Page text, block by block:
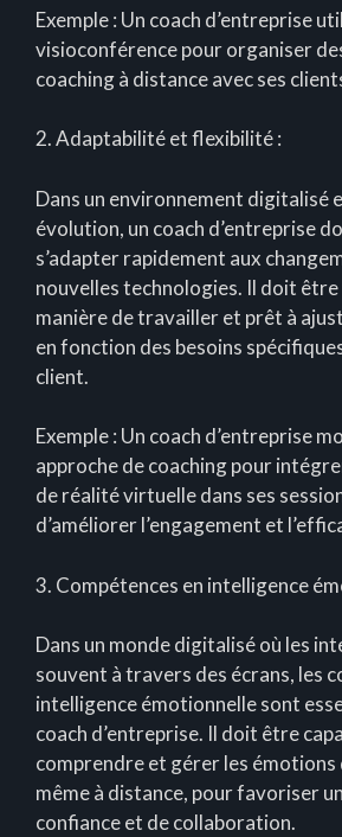
Exemple : Un coach d’entreprise
visioconférence pour organiser
coaching à distance avec ses
2. Adaptabilité et flexibilité :
Dans un environnement digitalisé
évolution, un coach d’entreprise
s’adapter rapidement aux
nouvelles technologies. Il doit être
manière de travailler et prêt à
en fonction des besoins
client.
Exemple : Un coach d’entreprise
approche de coaching pour
de réalité virtuelle dans ses
d’améliorer l’engagement et
3. Compétences en intelligence
Dans un monde digitalisé où les
souvent à travers des écrans, les
intelligence émotionnelle sont
coach d’entreprise. Il doit être
comprendre et gérer les émotions
même à distance, pour favoriser
confiance et de collaboration.